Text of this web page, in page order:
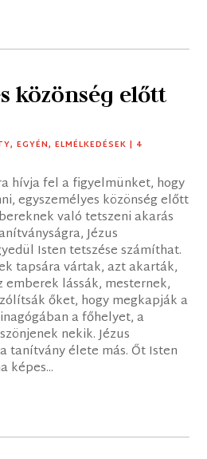
közönség előtt
,EGYÉN,ELMÉLKEDÉSEK | 4
hívja fel a figyelmünket, hogy
egyszemélyes közönség előtt
való tetszeni akarás
Jézus
Isten tetszése számíthat.
tapsára vártak, azt akarták,
emberek lássák, mesternek,
őket, hogy megkapják a
a főhelyet, a
nekik. Jézus
tanítvány élete más. Őt Isten
képes...